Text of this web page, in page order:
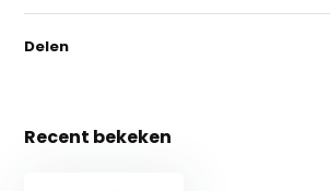
Delen
Recent bekeken